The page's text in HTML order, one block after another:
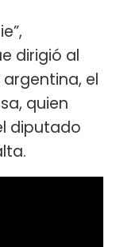
dirigió al
el
quien
diputado